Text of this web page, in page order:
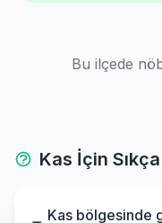
Bu ilçede
Kas İçin
Kas bölgesinde